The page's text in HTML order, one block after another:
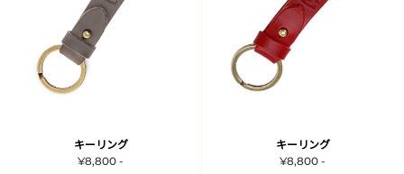
キーリング
¥8,800 -
キーリング
¥8,800 -